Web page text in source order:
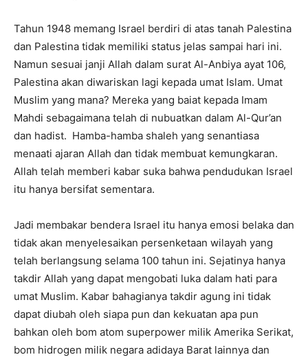
Tahun 1948 memang Israel berdiri di atas tanah Palestina
dan Palestina tidak memiliki status jelas sampai hari ini.
Namun sesuai janji Allah dalam surat Al-Anbiya ayat 106,
Palestina akan diwariskan lagi kepada umat Islam. Umat
Muslim yang mana? Mereka yang baiat kepada Imam
Mahdi sebagaimana telah di nubuatkan dalam Al-Qur’an
dan hadist. Hamba-hamba shaleh yang senantiasa
menaati ajaran Allah dan tidak membuat kemungkaran.
Allah telah memberi kabar suka bahwa pendudukan Israel
itu hanya bersifat sementara.
Jadi membakar bendera Israel itu hanya emosi belaka dan
tidak akan menyelesaikan persenketaan wilayah yang
telah berlangsung selama 100 tahun ini. Sejatinya hanya
takdir Allah yang dapat mengobati luka dalam hati para
umat Muslim. Kabar bahagianya takdir agung ini tidak
dapat diubah oleh siapa pun dan kekuatan apa pun
bahkan oleh bom atom superpower milik Amerika Serikat,
bom hidrogen milik negara adidaya Barat lainnya dan